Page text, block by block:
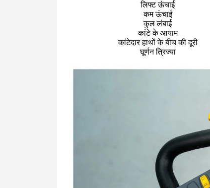
लिफ्ट ऊंचाई
कम ऊंचाई
कुल लंबाई
कांटे के आयाम
कांटेदार हाथों के बीच की दूरी
घूर्णन त्रिज्या